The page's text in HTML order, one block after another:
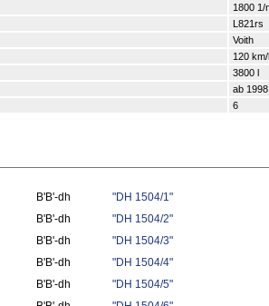
1800 1/
L821rs
Voith
120
3800 l
ab 1998
6
B'B'-dh
"DH 1504/1"
B'B'-dh
"DH 1504/2"
B'B'-dh
"DH 1504/3"
B'B'-dh
"DH 1504/4"
B'B'-dh
"DH 1504/5"